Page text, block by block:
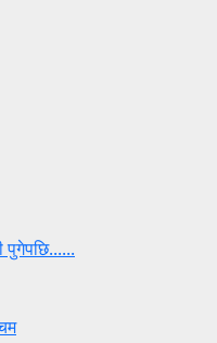
पुगेपछि......